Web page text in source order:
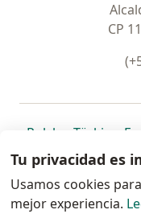
CP
Polska se abre en
Türkiye
Portugal
se
México
Tu privacidad es
Usamos cookies
mejor experiencia.